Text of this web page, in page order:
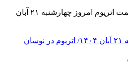
» قیمت اتریوم امروز چهارشنبه ۲۱ آبان